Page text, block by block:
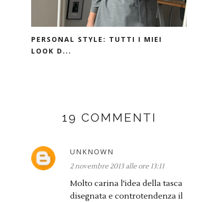
PERSONAL STYLE: TUTTI I MIEI
LOOK D...
19 COMMENTI
UNKNOWN
2 novembre 2013 alle ore 13:11
Molto carina l'idea della tasca
disegnata e controtendenza il